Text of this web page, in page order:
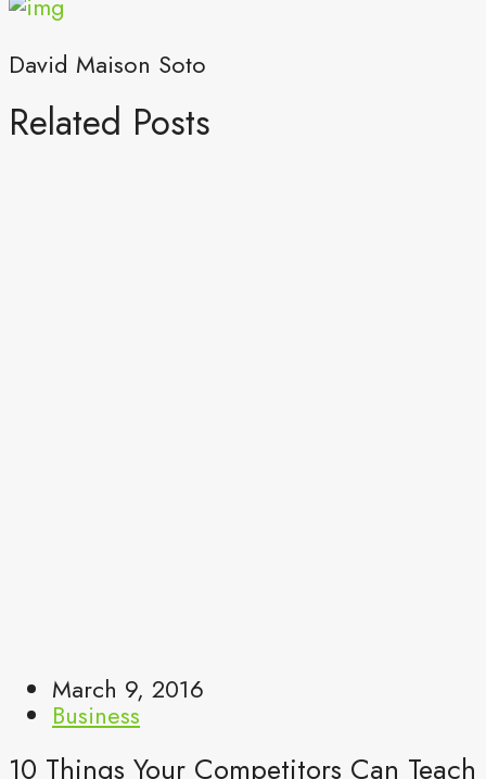
David Maison Soto
Related Posts
March 9, 2016
Business
10 Things Your Competitors Can Teach